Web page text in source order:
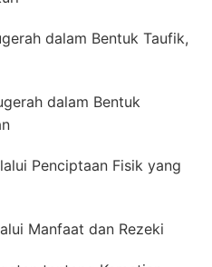
dalam Bentuk Taufik,
dalam Bentuk
Penciptaan Fisik yang
Manfaat dan Rezeki